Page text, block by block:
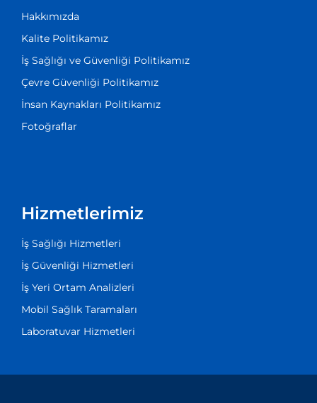
Hakkımızda
Kalite Politikamız
İş Sağlığı ve Güvenliği Politikamız
Çevre Güvenliği Politikamız
İnsan Kaynakları Politikamız
Fotoğraflar
Hizmetlerimiz
İş Sağlığı Hizmetleri
İş Güvenliği Hizmetleri
İş Yeri Ortam Analizleri
Mobil Sağlık Taramaları
Laboratuvar Hizmetleri